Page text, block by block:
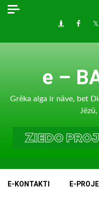
Skip
Draugiem
e –
Grēka alga ir nāve, bet
E-KONTAKTI E-